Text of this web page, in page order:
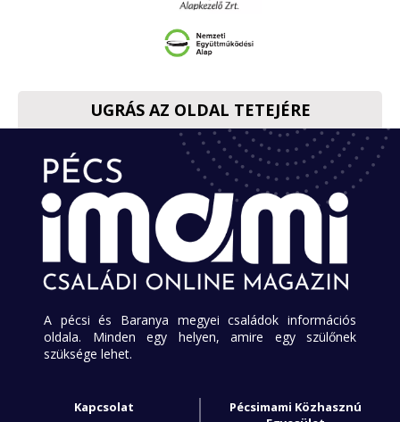
UGRÁS AZ OLDAL TETEJÉRE
A pécsi és Baranya megyei családok információs
oldala. Minden egy helyen, amire egy szülőnek
szüksége lehet.
Kapcsolat
Pécsimami Közhasznú